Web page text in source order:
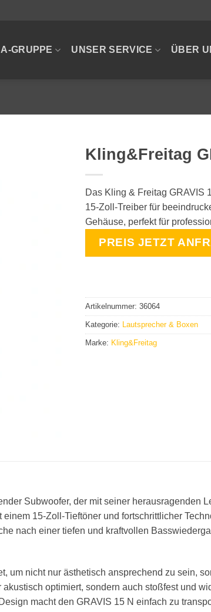
GRUPPE UNSER SERVICE ÜBER
Kling&Freitag
Das Kling & Freitag GRAVIS
15-Zoll-Treiber für
Gehäuse, perfekt für
PREIS JETZT
Artikelnummer: 36064
Kategorie: Lautsprecher & Boxen
Marke: Kling&Freitag
Subwoofer, der mit seiner herausragenden
15-Zoll-Tieftöner und fortschrittlicher
nach einer tiefen und kraftvollen
um nicht nur ästhetisch ansprechend zu sein,
optimiert, sondern auch stoßfest und
macht den GRAVIS 15 N einfach zu